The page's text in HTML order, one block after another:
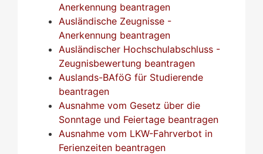
Anerkennung beantragen
Ausländische Zeugnisse -
Anerkennung beantragen
Ausländischer Hochschulabschluss -
Zeugnisbewertung beantragen
Auslands-BAföG für Studierende
beantragen
Ausnahme vom Gesetz über die
Sonntage und Feiertage beantragen
Ausnahme vom LKW-Fahrverbot in
Ferienzeiten beantragen